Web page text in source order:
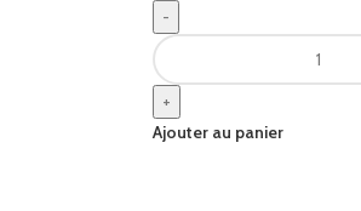
-
+
Ajouter au panier